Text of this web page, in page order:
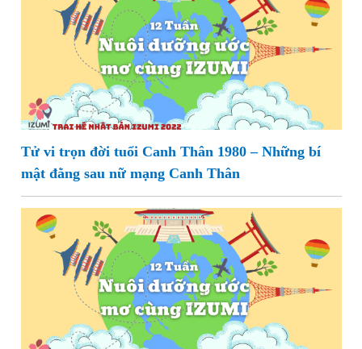
Tử vi trọn đời tuổi Canh Thân 1980 – Những bí
mật đằng sau nữ mạng Canh Thân